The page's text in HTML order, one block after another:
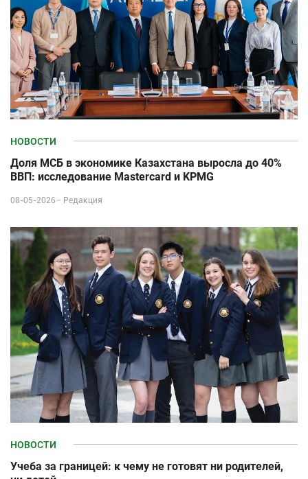
НОВОСТИ
Доля МСБ в экономике Казахстана выросла до 40%
ВВП: исследование Mastercard и KPMG
08-05-2026– Редакция
НОВОСТИ
Учеба за границей: к чему не готовят ни родителей,